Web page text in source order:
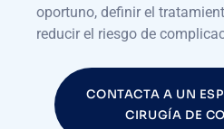
oportuno, definir el
reducir el riesgo de
CONTACTA A UN
CIRUGÍA DE